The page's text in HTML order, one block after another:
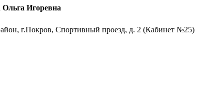
Ольга Игоревна
г.Покров, Спортивный проезд, д. 2 (Кабинет №25)